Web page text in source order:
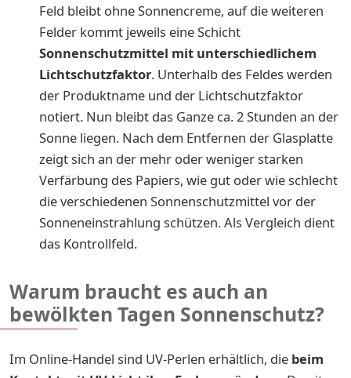
Feld bleibt ohne Sonnencreme, auf die weiteren
Felder kommt jeweils eine Schicht
Sonnenschutzmittel mit unterschiedlichem
Lichtschutzfaktor. Unterhalb des Feldes werden
der Produktname und der Lichtschutzfaktor
notiert. Nun bleibt das Ganze ca. 2 Stunden an der
Sonne liegen. Nach dem Entfernen der Glasplatte
zeigt sich an der mehr oder weniger starken
Verfärbung des Papiers, wie gut oder wie schlecht
die verschiedenen Sonnenschutzmittel vor der
Sonneneinstrahlung schützen. Als Vergleich dient
das Kontrollfeld.
Warum braucht es auch an
bewölkten Tagen Sonnenschutz?
Im Online-Handel sind UV-Perlen erhältlich, die beim